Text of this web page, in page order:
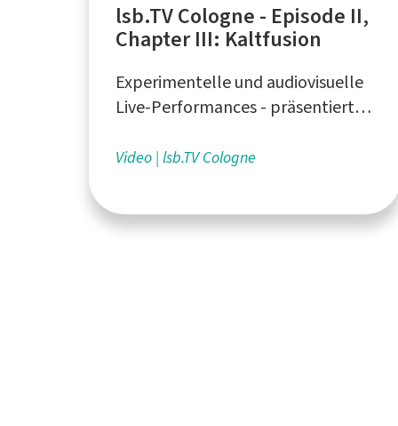
lsb.TV Cologne - Episode II,
Chapter III: Kaltfusion
Experimentelle und audiovisuelle
Live-Performances - präsentiert
Köln
Video lsb.TV Cologne